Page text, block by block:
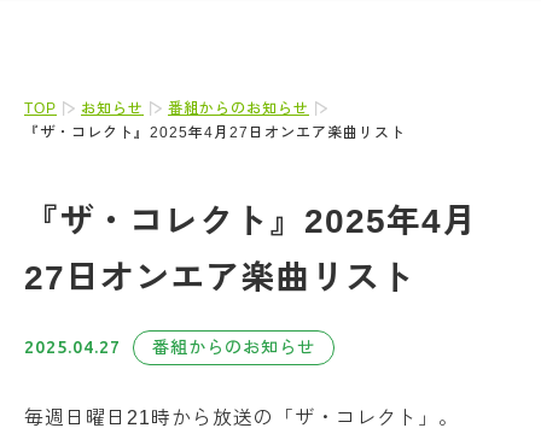
TOP お知らせ
番組からのお知らせ
『ザ・コレクト』2025年4月27日オンエア楽曲リスト
『ザ・コレクト』2025年4月
27日オンエア楽曲リスト
2025.04.27 番組からのお知らせ
毎週日曜日21時から放送の「ザ・コレクト」。